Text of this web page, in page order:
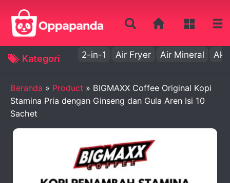
Kategori 2-in-1 Air Fryer Air Mineral Aki
Beranda » Product » BIGMAXX Coffee Original Kopi
Stamina Pria dengan Ginseng dan Gula Aren Isi 10
Sachet